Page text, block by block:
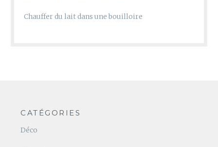
Chauffer du lait dans une bouilloire
CATÉGORIES
Déco